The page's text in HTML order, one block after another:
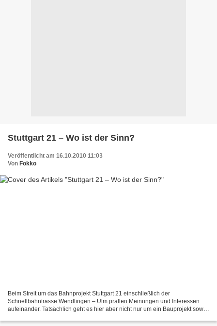
Stuttgart 21 – Wo ist der Sinn?
Veröffentlicht am 16.10.2010 11:03
Von Fokko
Beim Streit um das Bahnprojekt Stuttgart 21 einschließlich der
Schnellbahntrasse Wendlingen – Ulm prallen Meinungen und Interessen
aufeinander. Tatsächlich geht es hier aber nicht nur um ein Bauprojekt sowie